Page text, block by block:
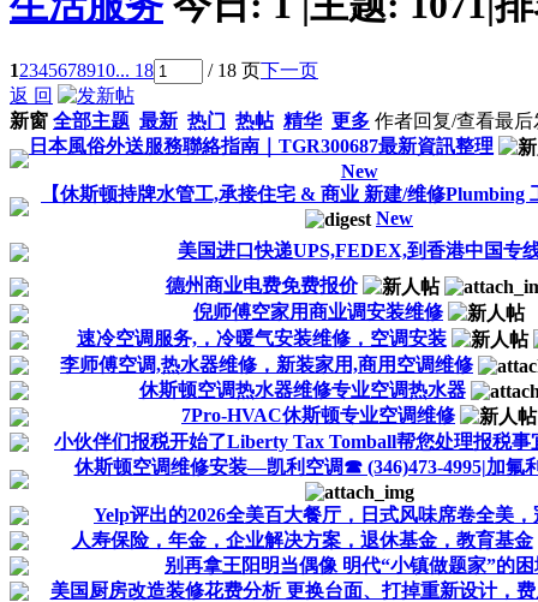
12345678910... 18 / 18 页下一页
返 回
新窗 全部主题 最新 热门 热帖 精华 更多 作者回复/查看最后
日本風俗外送服務聯絡指南｜TGR300687最新資訊整理
New
【休斯顿持牌水管工,承接住宅 & 商业 新建/维修Plumbing
New
美国进口快递UPS,FEDEX,到香港中国专
德州商业电费免费报价
倪师傅空家用商业调安装维修
速冷空调服务,，冷暖气安装维修，空调安装
李师傅空调,热水器维修，新装家用,商用空调维修
休斯顿空调热水器维修专业空调热水器
7Pro-HVAC休斯顿专业空调维修
小伙伴们报税开始了Liberty Tax Tomball帮您处理报税事
休斯顿空调维修安装—凯利空调☎ (346)473-4995|加氟
Yelp评出的2026全美百大餐厅，日式风味席卷全美
人寿保险，年金，企业解决方案，退休基金，教育基金
别再拿王阳明当偶像 明代“小镇做题家”的困
美国厨房改造装修花费分析 更换台面、打掉重新设计，